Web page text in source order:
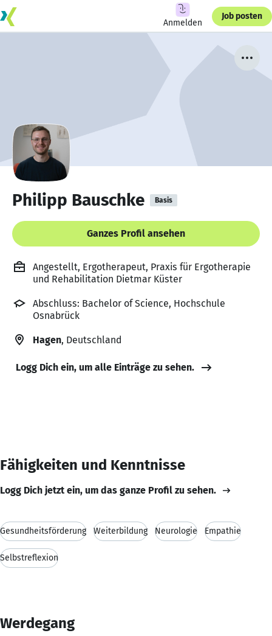
Anmelden
Job posten
Philipp Bauschke Basis
Ganzes Profil ansehen
Angestellt, Ergotherapeut, Praxis für Ergotherapie
und Rehabilitation Dietmar Küster
Abschluss: Bachelor of Science, Hochschule
Osnabrück
Hagen, Deutschland
Logg Dich ein, um alle Einträge zu sehen.
Fähigkeiten und Kenntnisse
Logg Dich jetzt ein, um das ganze Profil zu sehen.
Gesundheitsförderung Weiterbildung Neurologie Empathie
Selbstreflexion
Werdegang